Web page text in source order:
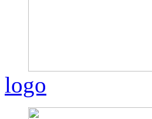
logo